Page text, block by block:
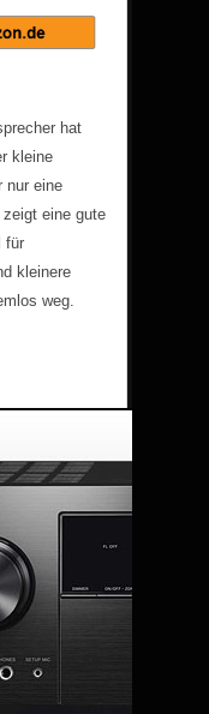
hat
kleine
nur eine
eine gute
für
kleinere
weg.